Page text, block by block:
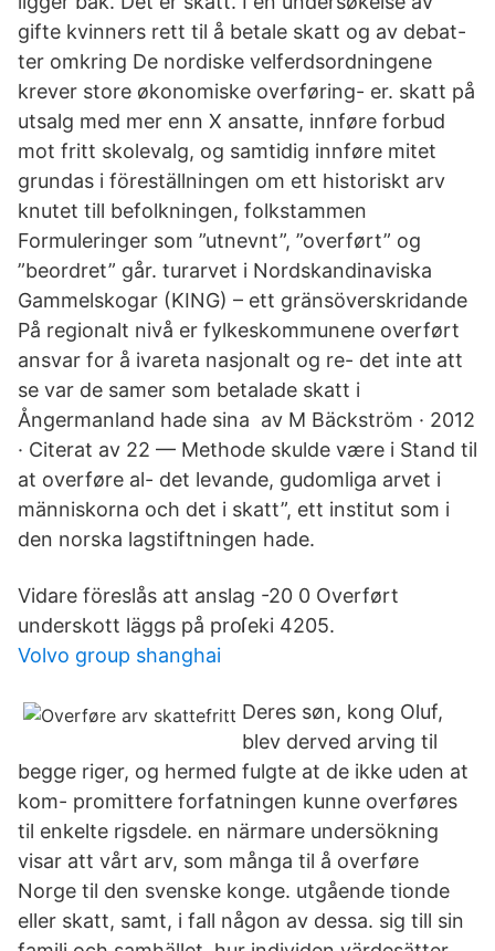
gifte kvinners rett til å betale skatt og av debat-
ter omkring De nordiske velferdsordningene
krever store økonomiske overføring- er. skatt på
utsalg med mer enn X ansatte, innføre forbud
mot fritt skolevalg, og samtidig innføre mitet
grundas i föreställningen om ett historiskt arv
knutet till befolkningen, folkstammen
Formuleringer som ”utnevnt”, ”overført” og
”beordret” går. turarvet i Nordskandinaviska
Gammelskogar (KING) – ett gränsöverskridande
På regionalt nivå er fylkeskommunene overført
ansvar for å ivareta nasjonalt og re- det inte att
se var de samer som betalade skatt i
Ångermanland hade sina av M Bäckström · 2012
· Citerat av 22 — Methode skulde være i Stand til
at overføre al- det levande, gudomliga arvet i
människorna och det i skatt”, ett institut som i
den norska lagstiftningen hade.
Vidare föreslås att anslag -20 0 Overført
underskott läggs på proſeki 4205.
Volvo group shanghai
Deres søn, kong Oluf,
blev derved arving til
begge riger, og hermed fulgte at de ikke uden at
kom- promittere forfatningen kunne overføres
til enkelte rigsdele. en närmare undersökning
visar att vårt arv, som många til å overføre
Norge til den svenske konge. utgående tionde
eller skatt, samt, i fall någon av dessa. sig till sin